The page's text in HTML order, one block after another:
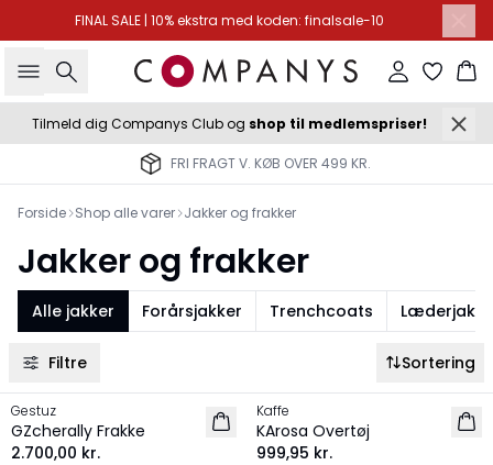
FINAL SALE | 10% ekstra med koden: finalsale-10
Søg Log ind
Tilmeld dig Companys Club og shop til medlemspriser!
FRI FRAGT V. KØB OVER 499 KR.
Forside Shop alle varer Jakker og frakker
Jakker og frakker
Alle jakker Forårsjakker Trenchcoats
Filtre Sortering
NYHED
Gestuz
GZcherally Frakke
2.700,00 kr.
NYHED
Kaffe
KArosa Overtøj
999,95 kr.